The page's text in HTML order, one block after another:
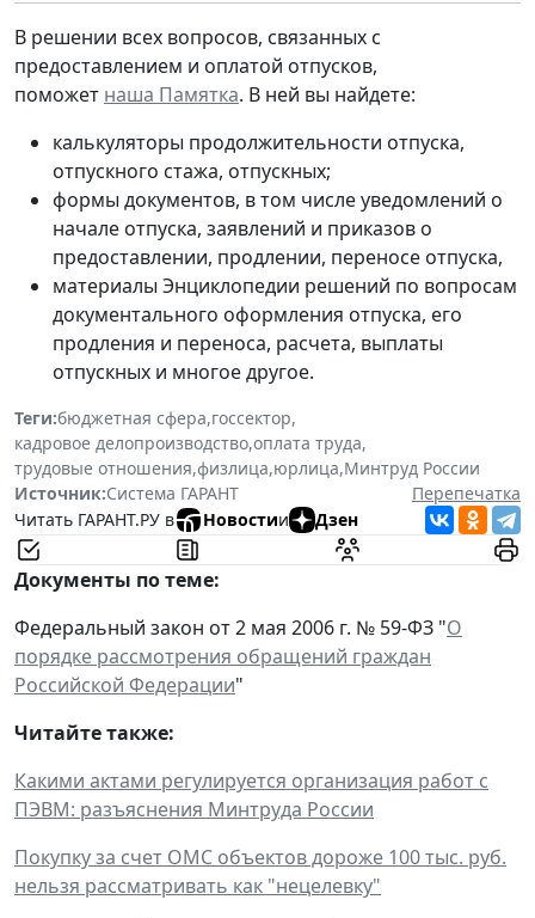
В решении всех вопросов, связанных с
предоставлением и оплатой отпусков,
поможет наша Памятка. В ней вы найдете:
калькуляторы продолжительности отпуска,
отпускного стажа, отпускных;
формы документов, в том числе уведомлений о
начале отпуска, заявлений и приказов о
предоставлении, продлении, переносе отпуска,
материалы Энциклопедии решений по вопросам
документального оформления отпуска, его
продления и переноса, расчета, выплаты
отпускных и многое другое.
Теги:бюджетная сфера,госсектор,
кадровое делопроизводство,оплата труда,
трудовые отношения,физлица,юрлица,Минтруд России
Источник:Система ГАРАНТ
Перепечатка
Читать ГАРАНТ.РУ в
Новостии Дзен
Документы по теме:
Федеральный закон от 2 мая 2006 г. № 59-ФЗ "О
порядке рассмотрения обращений граждан
Российской Федерации"
Читайте также:
Какими актами регулируется организация работ с
ПЭВМ: разъяснения Минтруда России
Покупку за счет ОМС объектов дороже 100 тыс. руб.
нельзя рассматривать как "нецелевку"